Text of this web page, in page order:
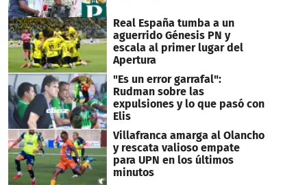
Real España tumba a un
aguerrido Génesis PN y
escala al primer lugar del
Apertura
"Es un error garrafal":
Rudman sobre las
expulsiones y lo que pasó con
Elis
Villafranca amarga al Olancho
y rescata valioso empate
para UPN en los últimos
minutos